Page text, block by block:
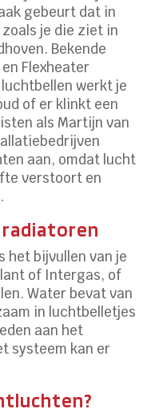
gebeurt dat in
je die ziet in
Bekende
Flexheater
werkt je
of er klinkt een
als Martijn van
aan, omdat lucht
verstoort en
radiatoren
het bijvullen van je
of Intergas, of
Water bevat van
in luchtbelletjes
aan het
systeem kan er